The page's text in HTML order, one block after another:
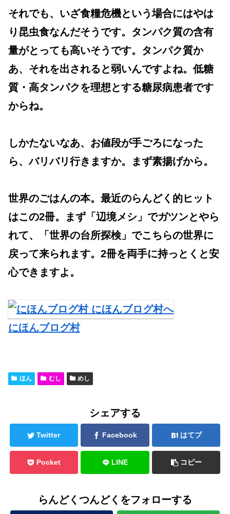
それでも、いざ食糧危機という場合にはやは
り昆虫食なんだそうです。タンパク質の含有
量がとっても高いそうです。タンパク質か
あ、それを出されると弱いんですよね。低糖
質・高タンパクを理想とする糖尿病患者です
からね。
しかたないなあ、お値段が手ごろになった
ら、バリバリ行きますか。まず素揚げから。
世界のごはんの本。最近のらんどく的ヒット
はこの2冊。まず「辺境メシ」でガツンとやら
れて、「世界の台所探検」でこちらの世界に
戻って来られます。2冊を両手に持っとくと安
心できますよ。
にほんブログ村
ほん むし めし
シェアする
Twitter Facebook はてブ
Pocket LINE コピー
らんどくつんどくをフォローする